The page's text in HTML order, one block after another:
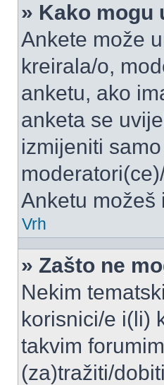
» Kako mogu
Ankete može
kreirala/o,
anketu, ako
anketa se
izmijeniti
Anketu možeš
Vrh
» Zašto ne
Nekim
korisnici/e i(li)
takvim
(za)tražiti/